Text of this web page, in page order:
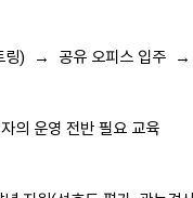
링) → 공유 오피스 입주 →
의 운영 전반 필요 교육